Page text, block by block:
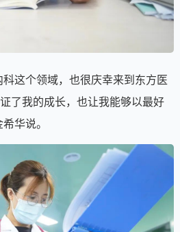
科这个领域，也很庆幸来到东方医
了我的成长，也让我能够以最好
华说。